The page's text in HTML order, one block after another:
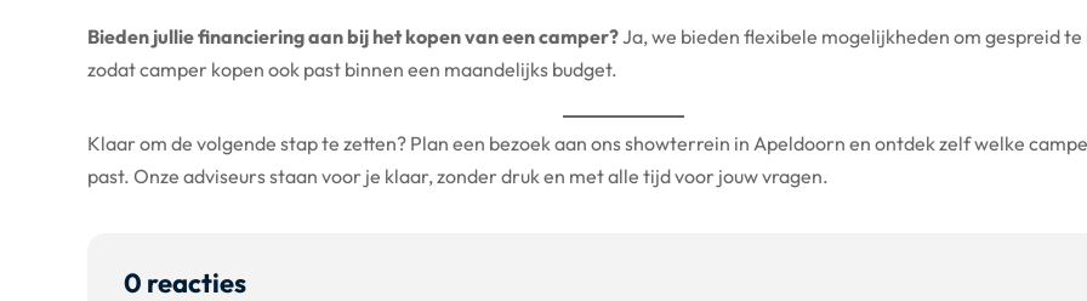
Bieden jullie financiering aan bij het kopen van een camper?Ja, we bieden flexibele mogelijkheden om gespreid
zodat camper kopen ook past binnen een maandelijks budget.
Klaar om de volgende stap te zetten? Plan een bezoek aan ons showterrein in Apeldoorn en ontdek zelf welke
past. Onze adviseurs staan voor je klaar, zonder druk en met alle tijd voor jouw vragen.
0 reacties